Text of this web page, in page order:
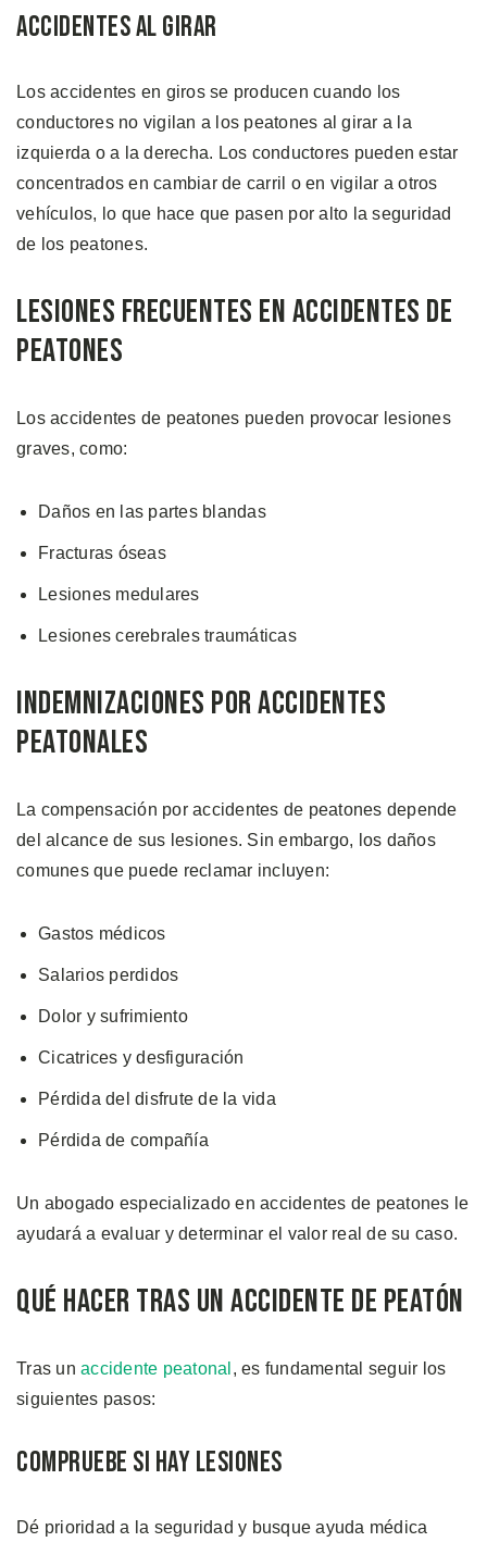
Accidentes al Girar
Los accidentes en giros se producen cuando los
conductores no vigilan a los peatones al girar a la
izquierda o a la derecha. Los conductores pueden estar
concentrados en cambiar de carril o en vigilar a otros
vehículos, lo que hace que pasen por alto la seguridad
de los peatones.
Lesiones Frecuentes en Accidentes de
Peatones
Los accidentes de peatones pueden provocar lesiones
graves, como:
Daños en las partes blandas
Fracturas óseas
Lesiones medulares
Lesiones cerebrales traumáticas
Indemnizaciones por Accidentes
Peatonales
La compensación por accidentes de peatones depende
del alcance de sus lesiones. Sin embargo, los daños
comunes que puede reclamar incluyen:
Gastos médicos
Salarios perdidos
Dolor y sufrimiento
Cicatrices y desfiguración
Pérdida del disfrute de la vida
Pérdida de compañía
Un abogado especializado en accidentes de peatones le
ayudará a evaluar y determinar el valor real de su caso.
Qué Hacer Tras un Accidente de Peatón
Tras un accidente peatonal , es fundamental seguir los
siguientes pasos:
Compruebe si Hay Lesiones
Dé prioridad a la seguridad y busque ayuda médica